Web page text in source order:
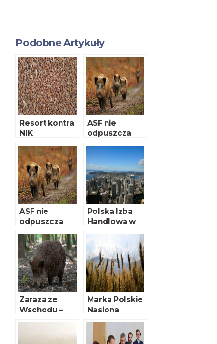
Podobne Artykuły
Resort kontra
NIK
ASF nie
odpuszcza
ASF nie
odpuszcza
Polska Izba
Handlowa w
USA
Zaraza ze
Wschodu –
cztery lata
Marka Polskie
Nasiona